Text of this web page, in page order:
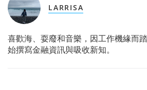
LARRISA
喜歡海、耍廢和音樂，因工作機緣而
始撰寫金融資訊與吸收新知。